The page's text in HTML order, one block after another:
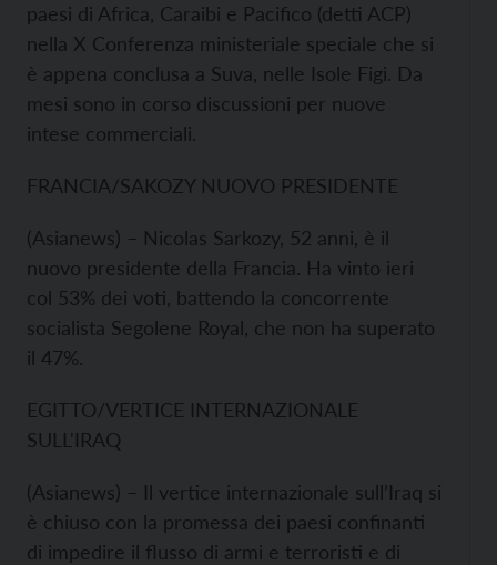
paesi di Africa, Caraibi e Pacifico (detti ACP)
nella X Conferenza ministeriale speciale che si
è appena conclusa a Suva, nelle Isole Figi. Da
mesi sono in corso discussioni per nuove
intese commerciali.
FRANCIA/SAKOZY NUOVO PRESIDENTE
(Asianews) – Nicolas Sarkozy, 52 anni, è il
nuovo presidente della Francia. Ha vinto ieri
col 53% dei voti, battendo la concorrente
socialista Segolene Royal, che non ha superato
il 47%.
EGITTO/VERTICE INTERNAZIONALE
SULL'IRAQ
(Asianews) – Il vertice internazionale sull’Iraq si
è chiuso con la promessa dei paesi confinanti
di impedire il flusso di armi e terroristi e di